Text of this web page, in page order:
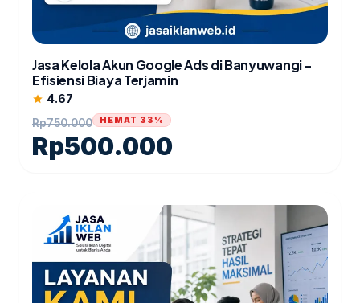
Jasa Kelola Akun Google Ads di Banyuwangi -
Efisiensi Biaya Terjamin
star 4.67
Rp750.000
Rp500.000
HEMAT 33%